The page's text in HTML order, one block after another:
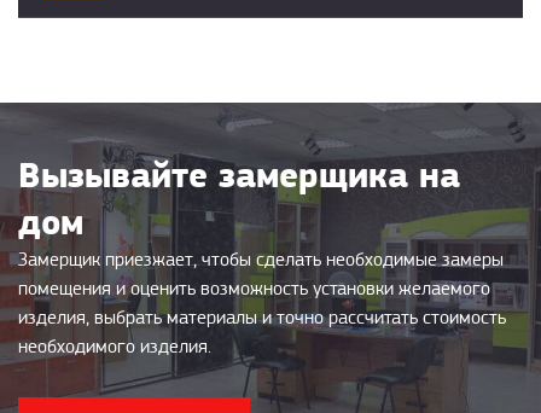
Вызывайте замерщика на
дом
Замерщик приезжает, чтобы сделать необходимые замеры
помещения и оценить возможность установки желаемого
изделия, выбрать материалы и точно рассчитать стоимость
необходимого изделия.